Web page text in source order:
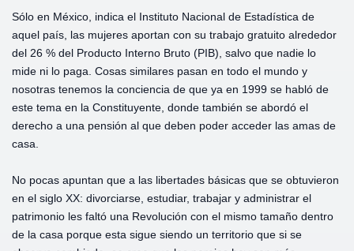
Sólo en México, indica el Instituto Nacional de Estadística de
aquel país, las mujeres aportan con su trabajo gratuito alrededor
del 26 % del Producto Interno Bruto (PIB), salvo que nadie lo
mide ni lo paga. Cosas similares pasan en todo el mundo y
nosotras tenemos la conciencia de que ya en 1999 se habló de
este tema en la Constituyente, donde también se abordó el
derecho a una pensión al que deben poder acceder las amas de
casa.
No pocas apuntan que a las libertades básicas que se obtuvieron
en el siglo XX: divorciarse, estudiar, trabajar y administrar el
patrimonio les faltó una Revolución con el mismo tamaño dentro
de la casa porque esta sigue siendo un territorio que si se